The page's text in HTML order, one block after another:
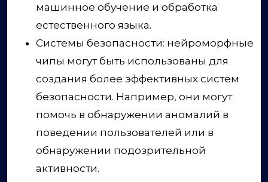
машинное обучение и обработка
естественного языка.
Системы безопасности: нейроморфные
чипы могут быть использованы для
создания более эффективных систем
безопасности. Например, они могут
помочь в обнаружении аномалий в
поведении пользователей или в
обнаружении подозрительной
активности.